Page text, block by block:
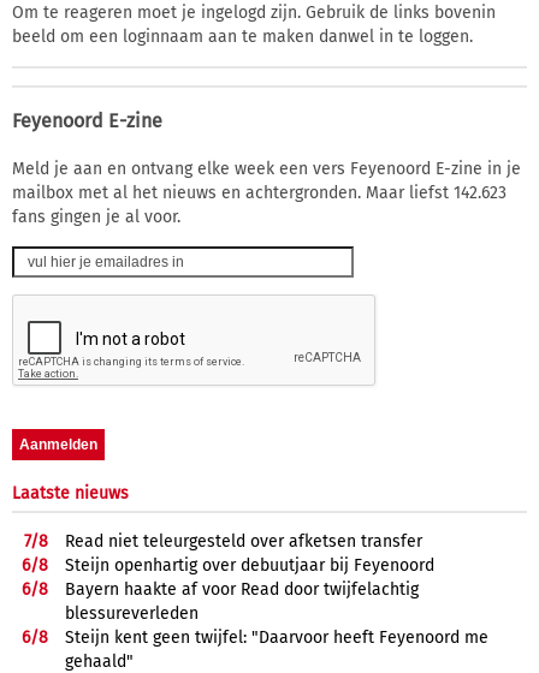
Om te reageren moet je ingelogd zijn. Gebruik de links bovenin
beeld om een loginnaam aan te maken danwel in te loggen.
Feyenoord E-zine
Meld je aan en ontvang elke week een vers Feyenoord E-zine in je
mailbox met al het nieuws en achtergronden. Maar liefst 142.623
fans gingen je al voor.
Laatste nieuws
7/8
Read niet teleurgesteld over afketsen transfer
6/8
Steijn openhartig over debuutjaar bij Feyenoord
6/8
Bayern haakte af voor Read door twijfelachtig
blessureverleden
6/8
Steijn kent geen twijfel: "Daarvoor heeft Feyenoord me
gehaald"